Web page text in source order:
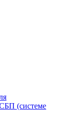
(системе